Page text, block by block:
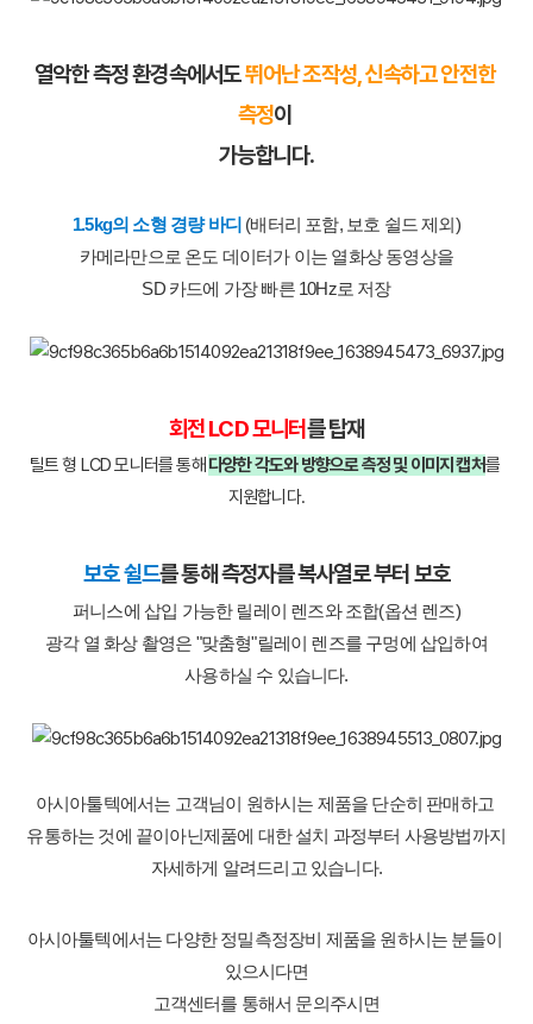
열악한 측정 환경속에서도 뛰어난 조작성, 신속하고 안전한
측정이
가능합니다.
1.5kg의 소형 경량 바디 (배터리 포함, 보호 쉴드 제외)
카메라만으로 온도 데이터가 이는 열화상 동영상을
SD 카드에 가장 빠른 10Hz로 저장
회전 LCD 모니터를 탑재
틸트 형 LCD 모니터를 통해 다양한 각도와 방향으로 측정 및 이미지 캡처를
지원합니다.
보호 쉴드를 통해 측정자를 복사열로 부터 보호
퍼니스에 삽입 가능한 릴레이 렌즈와 조합(옵션 렌즈)
광각 열 화상 촬영은 "맞춤형"릴레이 렌즈를 구멍에 삽입하여
사용하실 수 있습니다.
아시아툴텍에서는 고객님이 원하시는 제품을 단순히 판매하고
유통하는 것에 끝이아닌제품에 대한 설치 과정부터 사용방법까지
자세하게 알려드리고 있습니다.
아시아툴텍에서는 다양한 정밀측정장비 제품을 원하시는 분들이
있으시다면
고객센터를 통해서 문의주시면